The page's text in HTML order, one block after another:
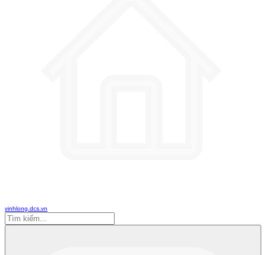
vinhlong.dcs.vn